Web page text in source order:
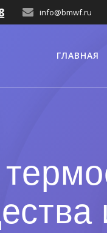
info@bmwf.ru
ГЛАВНАЯ